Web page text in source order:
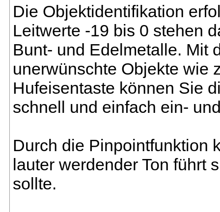
Die Objektidentifikation
Leitwerte -19 bis 0 stehen
Bunt- und Edelmetalle. Mit
unerwünschte Objekte wie
Hufeisentaste können Sie
schnell und einfach ein-
Durch die Pinpointfunktion
lauter werdender Ton führt
sollte.